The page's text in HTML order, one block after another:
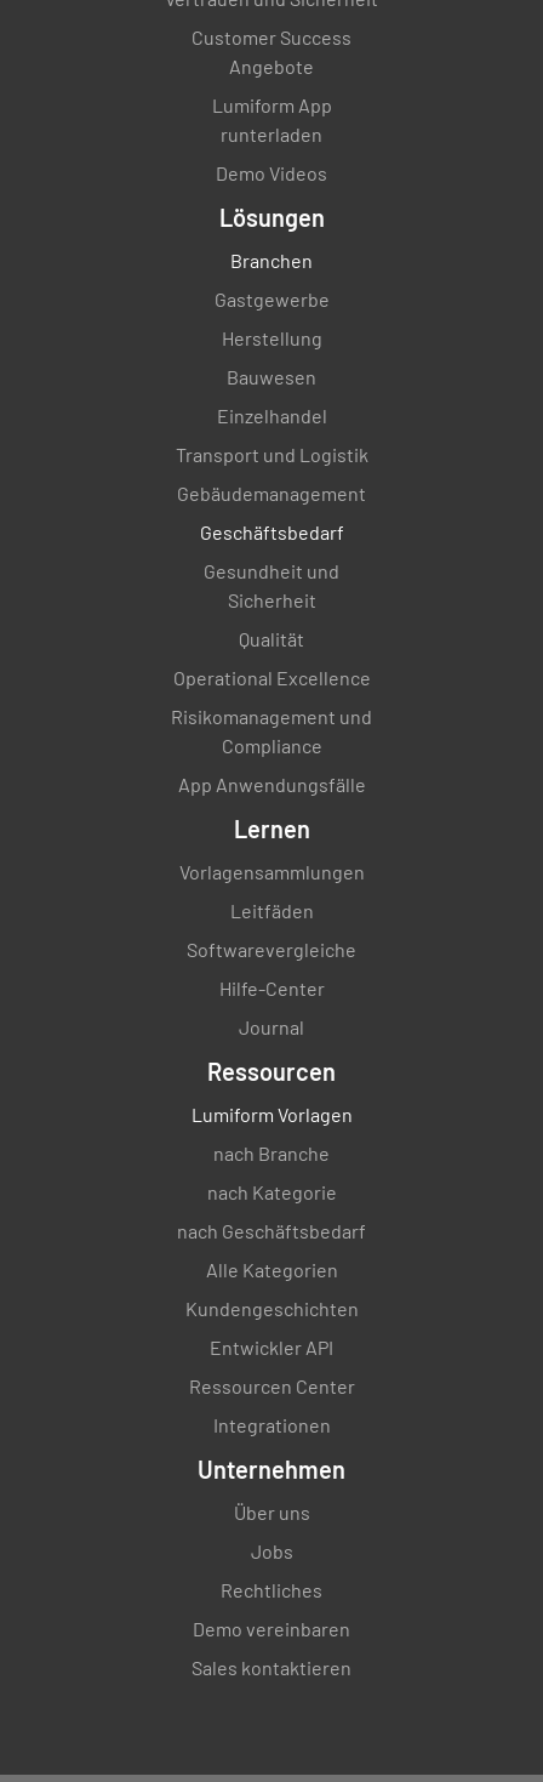
Customer Success
Angebote
Lumiform App
runterladen
Demo Videos
Lösungen
Branchen
Gastgewerbe
Herstellung
Bauwesen
Einzelhandel
Transport und Logistik
Gebäudemanagement
Geschäftsbedarf
Gesundheit und
Sicherheit
Qualität
Operational Excellence
Risikomanagement und
Compliance
App Anwendungsfälle
Lernen
Vorlagensammlungen
Leitfäden
Softwarevergleiche
Hilfe-Center
Journal
Ressourcen
Lumiform Vorlagen
nach Branche
nach Kategorie
nach Geschäftsbedarf
Alle Kategorien
Kundengeschichten
Entwickler API
Ressourcen Center
Integrationen
Unternehmen
Über uns
Jobs
Rechtliches
Demo vereinbaren
Sales kontaktieren